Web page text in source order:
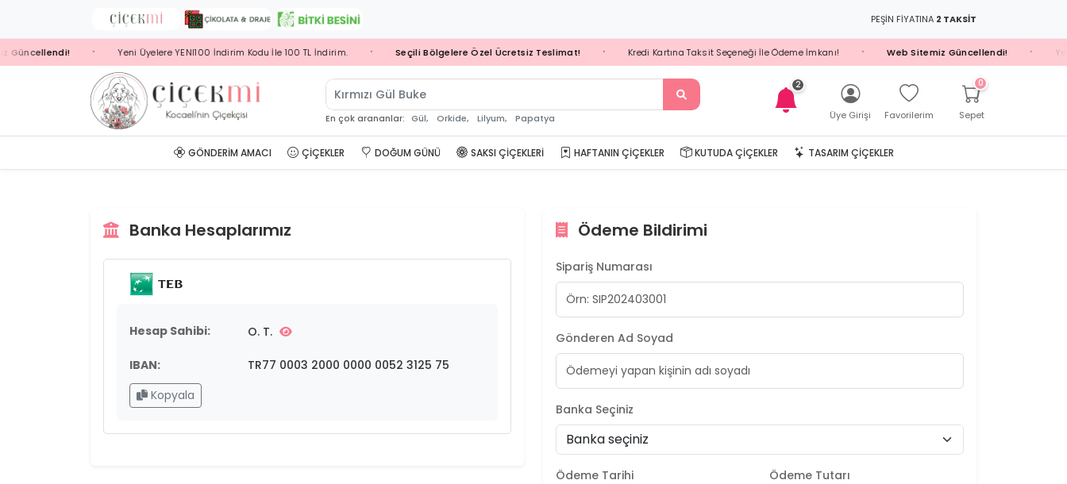
PEŞİN FİYATINA 2 TAKSİT
Yeni Üyelere YENI100 İndirim Kodu İle 100 TL İndirim. Seçili Bölgelere Özel Ücretsiz Teslimat! Kredi Kartına Taksit Seçeneği İle Ödeme İmkanı! Web Sitemiz Güncellendi!
Kırmızı G
En çok arananlar: Gül, Orkide, Lilyum, Papatya
2
Üye Girişi Favorilerim
0
Sepet
GÖNDERIM AMACI ÇIÇEKLER DOĞUM GÜNÜ SAKSI ÇIÇEKLERI HAFTANIN ÇIÇEKLER KUTUDA ÇIÇEKLER TASARIM ÇIÇEKLER
Banka Hesaplarımız
Hesap Sahibi: O. T.
IBAN:
TR77 0003 2000 0000 0052 3125 75
Kopyala
Ödeme Bildirimi
Sipariş Numarası
Gönderen Ad Soyad
Banka Seçiniz
Ödeme Tarihi Ödeme Tutarı